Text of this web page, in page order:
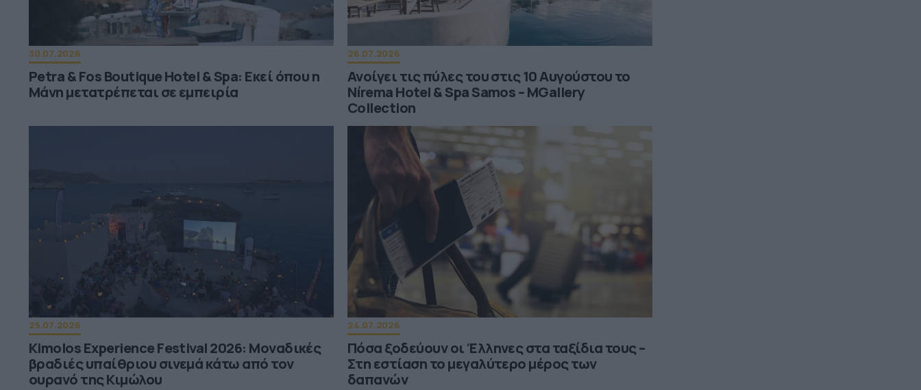
30.07.2026
Petra & Fos Boutique Hotel & Spa: Εκεί όπου η
Μάνη μετατρέπεται σε εμπειρία
26.07.2026
Ανοίγει τις πύλες του στις 10 Αυγούστου το
Nírema Hotel & Spa Samos – MGallery
Collection
25.07.2026
Kimolos Experience Festival 2026: Μοναδικές
βραδιές υπαίθριου σινεμά κάτω από τον
ουρανό της Κιμώλου
24.07.2026
Πόσα ξοδεύουν οι Έλληνες στα ταξίδια τους –
Στη εστίαση το μεγαλύτερο μέρος των
δαπανών